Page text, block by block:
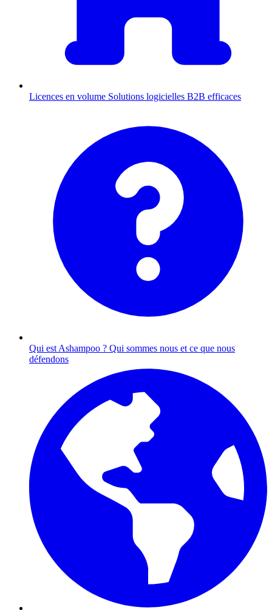
Licences en volume Solutions logicielles B2B efficaces
Qui est Ashampoo ? Qui sommes nous et ce que nous
défendons